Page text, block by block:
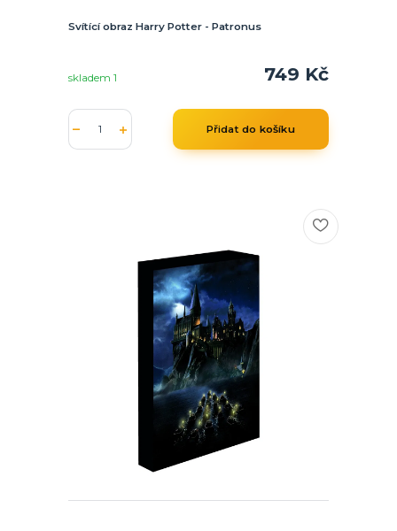
Svítící obraz Harry Potter - Patronus
749 Kč
skladem 1
Přidat do košíku